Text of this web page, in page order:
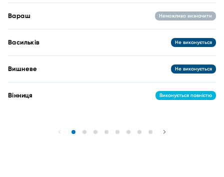
Вараш Неможливо визначити
Васильків Не виконується
Вишневе Не виконується
Вінниця Виконується повністю